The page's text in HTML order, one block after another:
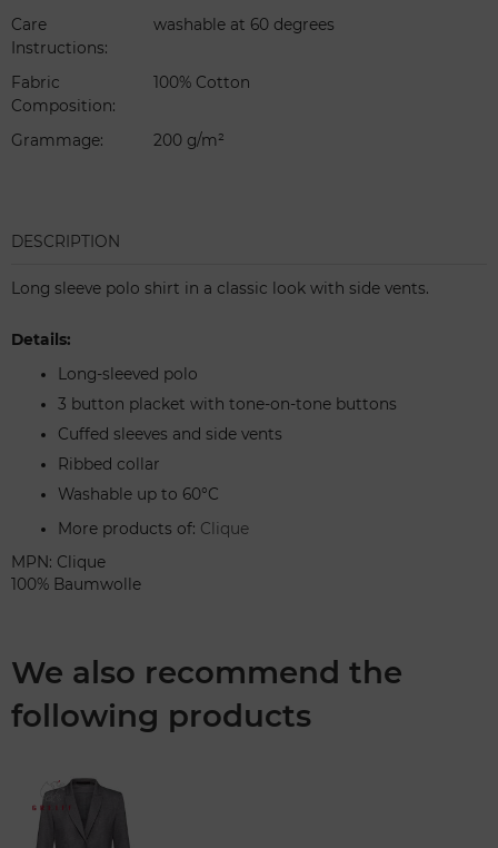
Care
Instructions:
washable at 60 degrees
Fabric
Composition:
100% Cotton
Grammage: 200 g/m²
DESCRIPTION
Long sleeve polo shirt in a classic look with side vents.
Details:
Long-sleeved polo
3 button placket with tone-on-tone buttons
Cuffed sleeves and side vents
Ribbed collar
Washable up to 60°C
More products of: Clique
MPN: Clique
100% Baumwolle
We also recommend the
following products